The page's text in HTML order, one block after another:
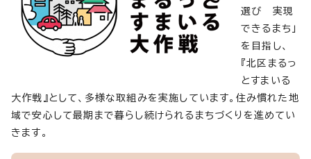
選び 実現
できるまち」
を目指し、
『北区まるっ
とすまいる
大作戦』として、多様な取組みを実施しています。住み慣れた地
域で安心して最期まで暮らし続けられるまちづくりを進めてい
きます。